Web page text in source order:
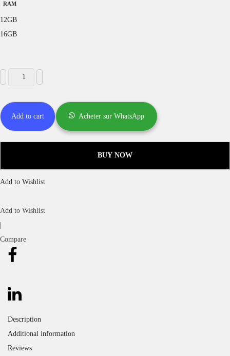
RAM
12GB
16GB
Add to cart Acheter sur WhatsApp
BUY NOW
Add to Wishlist
Add to Wishlist
Compare
Description
Additional information
Reviews